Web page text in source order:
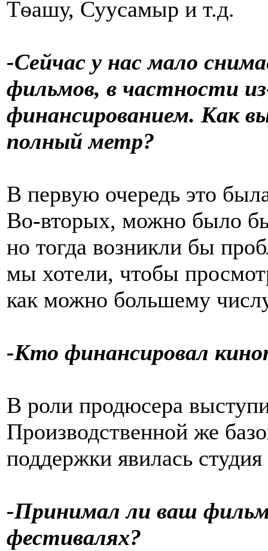
Тѳашу, Суусамыр и т.д.
-Сейчас у нас мало
фильмов, в частности
финансированием. Как
полный метр?
В первую очередь это
Во-вторых, можно было
но тогда возникли бы
мы хотели, чтобы
как можно большему
-Кто финансировал
В роли продюсера
Производственной же
поддержки явилась
-Принимал ли ваш
фестивалях?